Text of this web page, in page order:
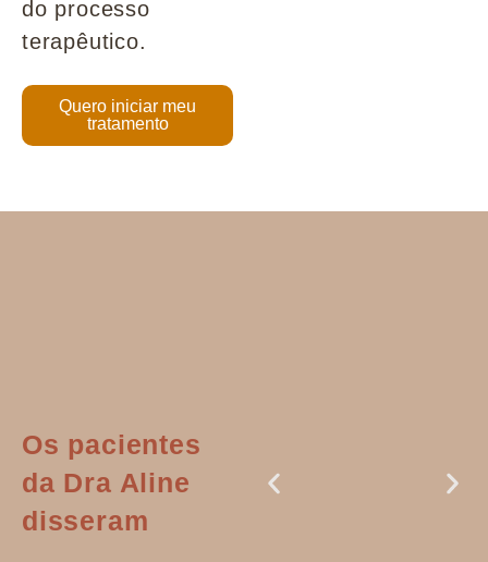
do processo
terapêutico.
Quero iniciar meu
tratamento
Os pacientes
da Dra Aline
disseram